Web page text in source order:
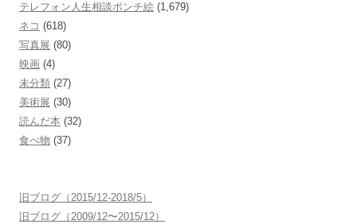
テレフォン人生相談ポンチ絵 (1,679)
ネコ (618)
写真展 (80)
映画 (4)
未分類 (27)
美術展 (30)
読んだ本 (32)
食べ物 (37)
旧ブログ（2015/12-2018/5）
旧ブログ（2009/12〜2015/12）